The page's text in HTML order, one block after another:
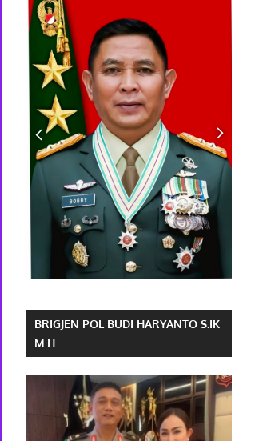
BRIGJEN POL BUDI HARYANTO S.IK
M.H